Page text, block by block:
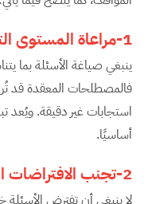
1-مراعاة المستوى التعليمي
ينبغي صياغة الأسئلة بما
فالمصطلحات المعقدة قد
استجابات غير دقيقة. ويُعد
أساسيًا.
2-تجنب الافتراضات المسبقة
لا ينبغي أن تفترض